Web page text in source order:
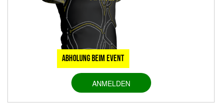
Abholung beim Event
ANMELDEN